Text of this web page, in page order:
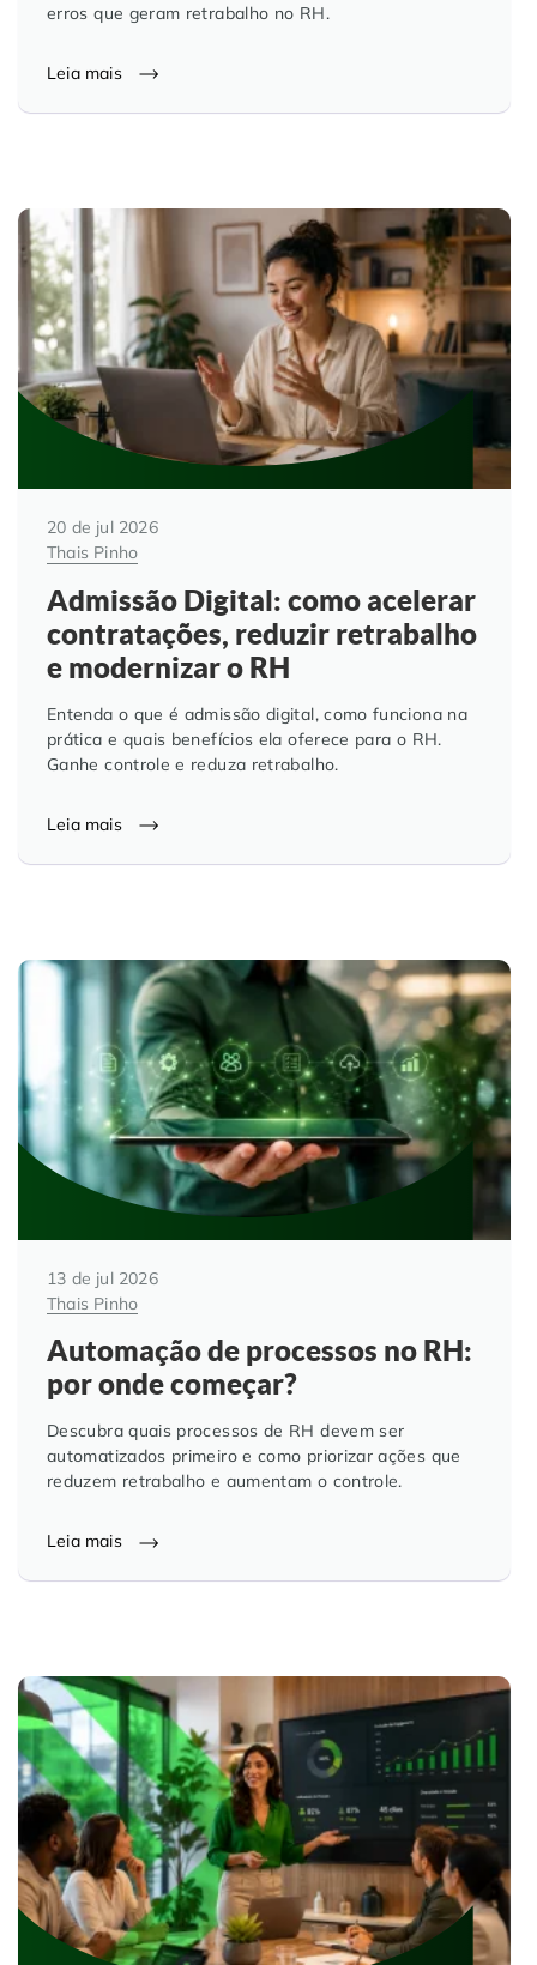
erros que geram retrabalho no RH.
Leia mais
20 de jul 2026
Thais Pinho
Admissão Digital: como acelerar
contratações, reduzir retrabalho
e modernizar o RH
Entenda o que é admissão digital, como funciona na
prática e quais benefícios ela oferece para o RH.
Ganhe controle e reduza retrabalho.
Leia mais
13 de jul 2026
Thais Pinho
Automação de processos no RH:
por onde começar?
Descubra quais processos de RH devem ser
automatizados primeiro e como priorizar ações que
reduzem retrabalho e aumentam o controle.
Leia mais